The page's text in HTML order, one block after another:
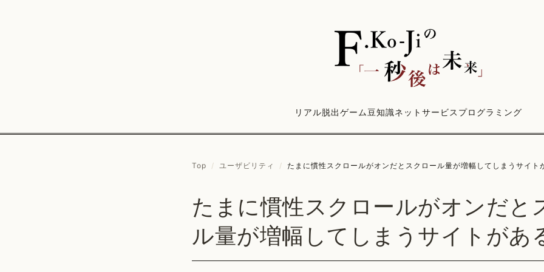
リアル脱出ゲーム豆知識ネットサービス プログラミング
Top / ユーザビリティ / たまに慣性スクロールがオンだとスクロール量が増幅してしまうサイト
たまに慣性スクロールがオンだと
ル量が増幅してしまうサイトがあ